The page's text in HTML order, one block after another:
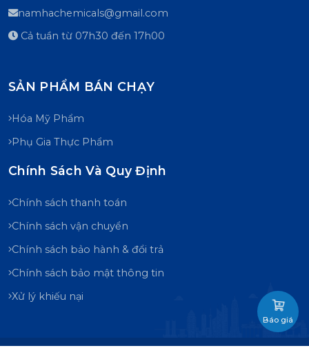
namhachemicals@gmail.com
Cả tuần từ 07h30 đến 17h00
SẢN PHẨM BÁN CHẠY
Hóa Mỹ Phẩm
Phụ Gia Thực Phẩm
Chính Sách Và Quy Định
Chính sách thanh toán
Chính sách vận chuyển
Chính sách bảo hành & đổi trả
Chính sách bảo mật thông tin
Xử lý khiếu nại
Báo giá